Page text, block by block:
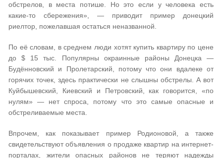
обстрелов, в места потише. Но это если у человека есть
какие-то сбережения», — приводит пример донецкий
риелтор, пожелавшая остаться неназванной.
По её словам, в среднем люди хотят купить квартиру по цене
до $ 15 тыс. Популярны окраинные районы Донецка —
Будённовский и Пролетарский, потому что они вдалеке от
горячих точек, здесь практически не слышны обстрелы. А вот
Куйбышевский, Киевский и Петровский, как говорится, «по
нулям» — нет спроса, потому что это самые опасные и
обстреливаемые места.
Впрочем, как показывает пример Родионовой, а также
свидетельствуют объявления о продаже квартир на интернет-
порталах, жители опасных районов не теряют надежды